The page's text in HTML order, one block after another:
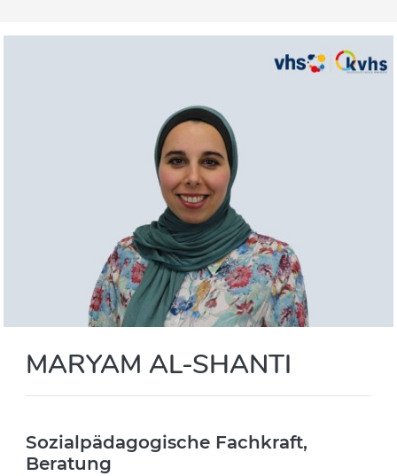
MARYAM AL-SHANTI
Sozialpädagogische Fachkraft,
Beratung